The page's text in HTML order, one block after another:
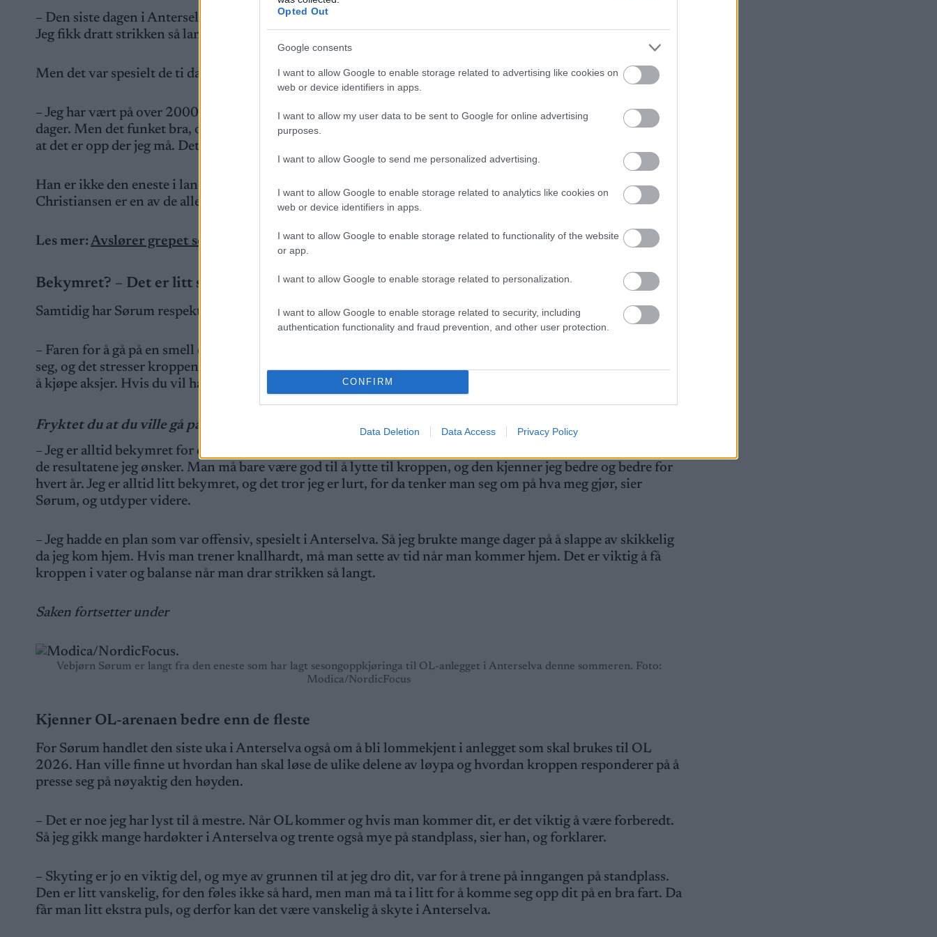
Opted Out
Google consents
I want to allow Google to enable storage related to advertising like cookies on
web or device identifiers in apps.
I want to allow my user data to be sent to Google for online advertising
purposes.
I want to allow Google to send me personalized advertising.
I want to allow Google to enable storage related to analytics like cookies on
web or device identifiers in apps.
I want to allow Google to enable storage related to functionality of the website
or app.
I want to allow Google to enable storage related to personalization.
I want to allow Google to enable storage related to security, including
authentication functionality and fraud prevention, and other user protection.
CONFIRM
Data Deletion Data Access Privacy Policy
– Den siste dagen i Anterselva var jeg sjukt sliten. Men det var det jeg ville. Da skulle jeg jo bare hjem og hvile.
Jeg fikk dratt strikken så langt jeg ville, og fikk gjennomført alle de øktene jeg ville, sier Sørum.
Men det var spesielt de ti dagene på over 2000 meter han var spent på.
– Jeg har vært på over 2000 meter enda lenger før. Så jeg lurte på om jeg ville få den økningen på bare ti
dager. Men det funket bra, og jeg merker at kroppen min responderer veldig bra på høyde. Så det virker som
at det er opp der jeg må. Det har større effekt (enn lavere høyde), sier Sørum.
Han er ikke den eneste i landslaget som eksperimenterer med høyde. Landslagsveteranen Vetle Sjåstad
Christiansen er en av de aller ivrigste.
Les mer: Avslører grepet som skal gi gull
Bekymret? – Det er litt som å kjøpe aksjer
Samtidig har Sørum respekt for høyden, og innrømmer at også han var et snev av bekymret.
– Faren for å gå på en smell er der. Det er kortere vei til å drite seg ut og gjøre feil. Det tar lengre tid å restituere
seg, og det stresser kroppen mer. Men man kan også få en høyere effekt hvis man mestrer det. Det er litt som
å kjøpe aksjer. Hvis du vil ha høyere gevinst, så må du ta høyere risiko.
Fryktet du at du ville gå på en smell med et så offensivt opplegg?
– Jeg er alltid bekymret for det. Men samtidig så vet jeg at hvis jeg ikke er i høyden før sesongen, så får jeg ikke
de resultatene jeg ønsker. Man må bare være god til å lytte til kroppen, og den kjenner jeg bedre og bedre for
hvert år. Jeg er alltid litt bekymret, og det tror jeg er lurt, for da tenker man seg om på hva meg gjør, sier
Sørum, og utdyper videre.
– Jeg hadde en plan som var offensiv, spesielt i Anterselva. Så jeg brukte mange dager på å slappe av skikkelig
da jeg kom hjem. Hvis man trener knallhardt, må man sette av tid når man kommer hjem. Det er viktig å få
kroppen i vater og balanse når man drar strikken så langt.
Saken fortsetter under
Vebjørn Sørum er langt fra den eneste som har lagt sesongoppkjøringa til OL-anlegget i Anterselva denne sommeren. Foto:
Modica/NordicFocus
Kjenner OL-arenaen bedre enn de fleste
For Sørum handlet den siste uka i Anterselva også om å bli lommekjent i anlegget som skal brukes til OL
2026. Han ville finne ut hvordan han skal løse de ulike delene av løypa og hvordan kroppen responderer på å
presse seg på nøyaktig den høyden.
– Det er noe jeg har lyst til å mestre. Når OL kommer og hvis man kommer dit, er det viktig å være forberedt.
Så jeg gikk mange hardøkter i Anterselva og trente også mye på standplass, sier han, og forklarer.
– Skyting er jo en viktig del, og mye av grunnen til at jeg dro dit, var for å trene på inngangen på standplass.
Den er litt vanskelig, for den føles ikke så hard, men man må ta i litt for å komme seg opp dit på en bra fart. Da
får man litt ekstra puls, og derfor kan det være vanskelig å skyte i Anterselva.